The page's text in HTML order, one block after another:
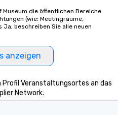
die öffentlichen Bereiche
(wie: Meetingräume,
beschreiben Sie alle neuen
anzeigen
Veranstaltungsortes an das
Network.